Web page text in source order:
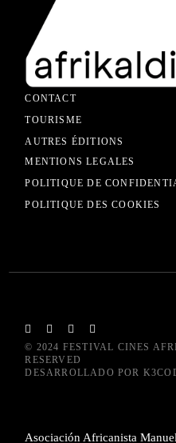
CONTACT
TOURISME
AUTRES ÉDITIONS
MENTIONS LEGALES
POLITIQUE DE
POLITIQUE DES COOKIES
© 2024 FESTIVAL CINES
RESERVED
DESARROLLADO POR
Asociación Africanista